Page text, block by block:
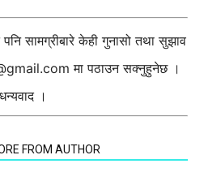
सामग्रीबारे केही गुनासो तथा सुझाव
मा पठाउन सक्नुहुनेछ ।
धन्यवाद ।
FROM AUTHOR